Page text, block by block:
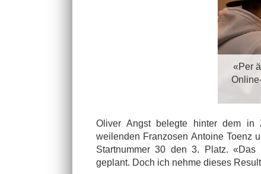
«Per
Oliver Angst belegte hinter dem in
weilenden Franzosen Antoine Toenz
Startnummer 30 den 3. Platz.
geplant. Doch ich nehme dieses